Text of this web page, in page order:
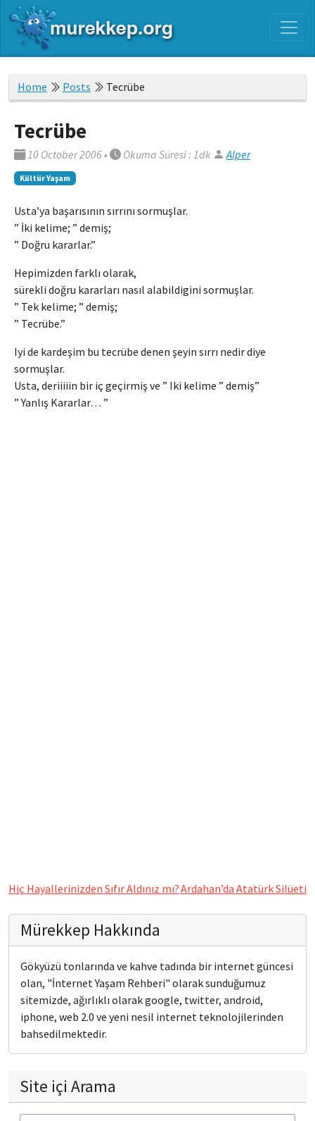
Home Posts Tecrübe
Tecrübe
10 October 2006• Okuma Süresi : 1dk Alper
Kültür Yaşam
Usta’ya başarısının sırrını sormuşlar.
” İki kelime; ” demiş;
” Doğru kararlar.”
Hepimizden farklı olarak,
sürekli doğru kararları nasıl alabildigini sormuşlar.
” Tek kelime; ” demiş;
” Tecrübe.”
Iyi de kardeşim bu tecrübe denen şeyin sırrı nedir diye
sormuşlar.
Usta, deriiiiin bir iç geçirmiş ve ” Iki kelime ” demiş”
” Yanlış Kararlar… ”
Hiç Hayallerinizden Sıfır Aldınız mı?Ardahan’da Atatürk Silüeti
Mürekkep Hakkında
Gökyüzü tonlarında ve kahve tadında bir internet güncesi
olan, "İnternet Yaşam Rehberi" olarak sunduğumuz
sitemizde, ağırlıklı olarak google, twitter, android,
iphone, web 2.0 ve yeni nesil internet teknolojilerinden
bahsedilmektedir.
Site içi Arama